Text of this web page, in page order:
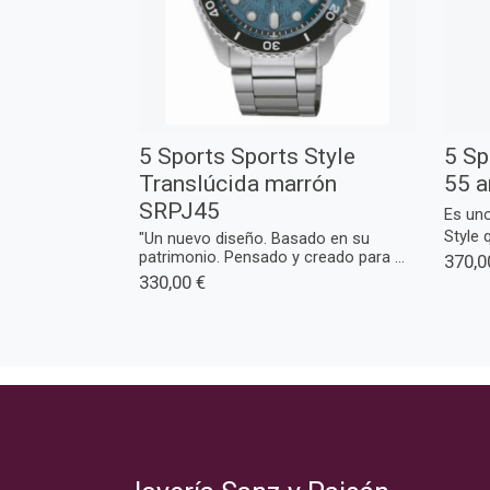
5 Sports Sports Style
Translúcida marrón
SRPJ45
"Un nuevo diseño. Basado en su
patrimonio. Pensado y creado para ...
330,00 €
5
55
Es
Style